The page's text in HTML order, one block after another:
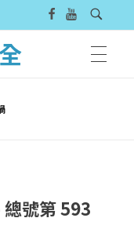
號第 593